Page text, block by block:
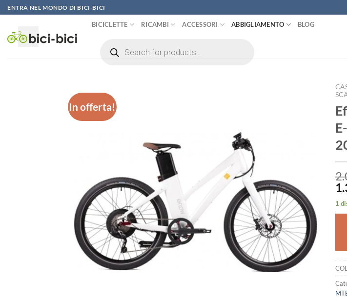
Vai
al
contenuto
ENTRA NEL MONDO DI BICI-BICI
BICICLETTE RICAMBI ACCESSORI ABBIGLIAMENTO BLOG
prodotti
In offerta!
Il
1